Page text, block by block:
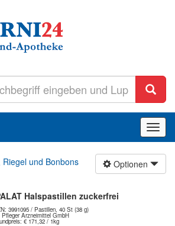
ein-/
Optionen
und Bonbons
Halspastillen zuckerfrei
3991095 / Pastillen, 40 St (38 g)
Pfleger Arzneimittel GmbH
€ 171,32 / 1kg